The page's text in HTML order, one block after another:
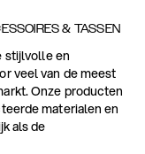
& TASSEN
stijlvolle en
veel van de meest
Onze producten
materialen en
als de